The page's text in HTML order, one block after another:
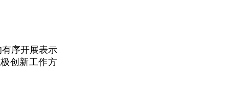
序开展表示
创新工作方